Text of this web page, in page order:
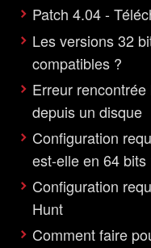
Patch 4.04 -
Les versions 32
compatibles ?
Erreur
depuis un disque
Configuration
est-elle en 64 bits
Configuration
Hunt
Comment faire